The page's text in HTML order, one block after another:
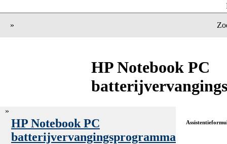
»
HP Notebook PC
»
HP Notebook PC
batterijvervangingsprogramma